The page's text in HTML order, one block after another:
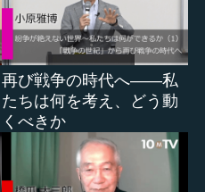
ちがトランプ氏に投票した
してみたのです。そうした
たのが白人女性でした。人
再び戦争の時代へ――私
たちは何を考え、どう動
くべきか